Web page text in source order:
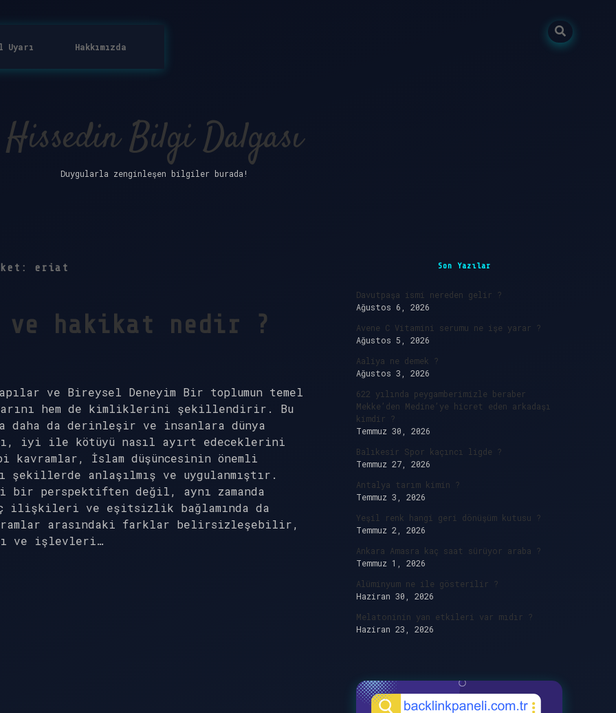
Uyarı Hakkımızda
Hissedin Bilgi Dalgası
Duygularla zenginleşen bilgiler burada!
eriat
hakikat nedir ?
ve Bireysel Deneyim Bir toplumun temel
hem de kimliklerini şekillendirir. Bu
daha da derinleşir ve insanlara dünya
iyi ile kötüyü nasıl ayırt edeceklerini
İslam düşüncesinin önemli
anlaşılmış ve uygulanmıştır.
bir perspektiften değil, aynı zamanda
ilişkileri ve eşitsizlik bağlamında da
arasındaki farklar belirsizleşebilir,
ve işlevleri…
SidebarSon Yazılar
Davutpaşa ismi nereden gelir ?
Ağustos 6, 2026
Avene C Vitamini serumu ne işe yarar ?
Ağustos 5, 2026
Aaliya ne demek ?
Ağustos 3, 2026
622 yılında peygamberimizle beraber
Mekke’den Medine’ye hicret eden arkadaşı
kimdir ?
Temmuz 30, 2026
Balıkesir Spor kaçıncı ligde ?
Temmuz 27, 2026
Antalya tarım kimin ?
Temmuz 3, 2026
Yeşil renk hangi geri dönüşüm kutusu ?
Temmuz 2, 2026
Ankara Amasra kaç saat sürüyor araba ?
Temmuz 1, 2026
Alüminyum ne ile gösterilir ?
Haziran 30, 2026
Melatoninin yan etkileri var mıdır ?
Haziran 23, 2026